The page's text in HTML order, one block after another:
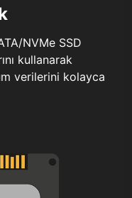
NVMe SSD
kullanarak
verilerini kolayca